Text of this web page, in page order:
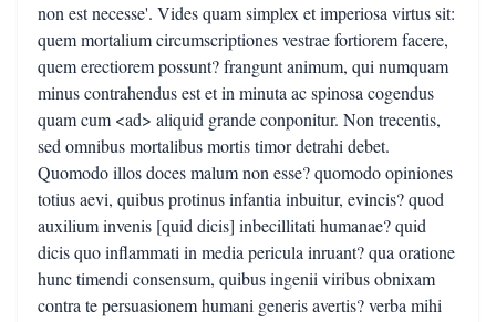
non est necesse'. Vides quam simplex et imperiosa virtus sit:
quem mortalium circumscriptiones vestrae fortiorem facere,
quem erectiorem possunt? frangunt animum, qui numquam
minus contrahendus est et in minuta ac spinosa cogendus
quam cum <ad> aliquid grande conponitur. Non trecentis,
sed omnibus mortalibus mortis timor detrahi debet.
Quomodo illos doces malum non esse? quomodo opiniones
totius aevi, quibus protinus infantia inbuitur, evincis? quod
auxilium invenis [quid dicis] inbecillitati humanae? quid
dicis quo inflammati in media pericula inruant? qua oratione
hunc timendi consensum, quibus ingenii viribus obnixam
contra te persuasionem humani generis avertis? verba mihi